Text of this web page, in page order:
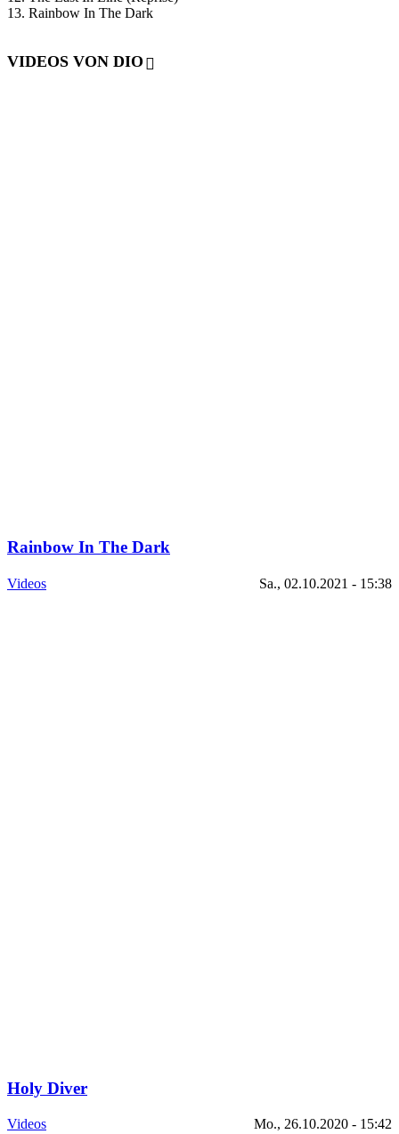
13. Rainbow In The Dark
VIDEOS VON DIO
Rainbow In The Dark
Videos Sa., 02.10.2021 - 15:38
Holy Diver
Videos Mo., 26.10.2020 - 15:42